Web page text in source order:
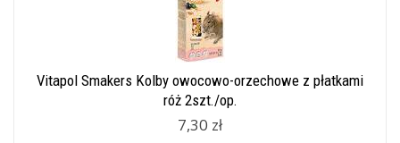
Vitapol Smakers Kolby owocowo-orzechowe z płatkami
róż 2szt./op.
7,30 zł